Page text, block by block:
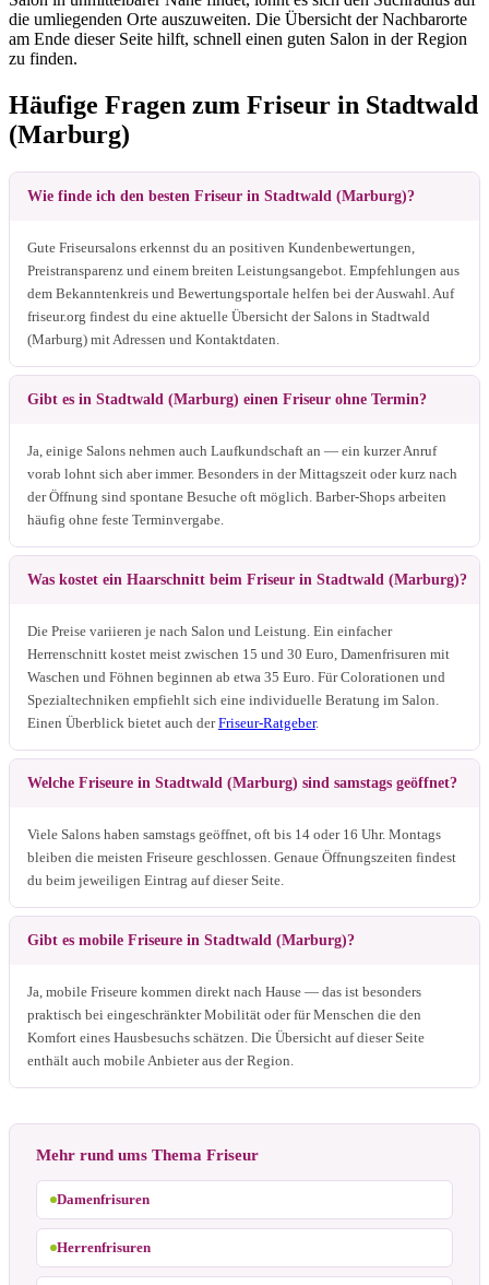
die umliegenden Orte auszuweiten. Die Übersicht der Nachbarorte
am Ende dieser Seite hilft, schnell einen guten Salon in der Region
zu finden.
Häufige Fragen zum Friseur in Stadtwald
(Marburg)
Wie finde ich den besten Friseur in Stadtwald (Marburg)?
Gute Friseursalons erkennst du an positiven Kundenbewertungen,
Preistransparenz und einem breiten Leistungsangebot. Empfehlungen aus
dem Bekanntenkreis und Bewertungsportale helfen bei der Auswahl. Auf
friseur.org findest du eine aktuelle Übersicht der Salons in Stadtwald
(Marburg) mit Adressen und Kontaktdaten.
Gibt es in Stadtwald (Marburg) einen Friseur ohne Termin?
Ja, einige Salons nehmen auch Laufkundschaft an — ein kurzer Anruf
vorab lohnt sich aber immer. Besonders in der Mittagszeit oder kurz nach
der Öffnung sind spontane Besuche oft möglich. Barber-Shops arbeiten
häufig ohne feste Terminvergabe.
Was kostet ein Haarschnitt beim Friseur in Stadtwald (Marburg)?
Die Preise variieren je nach Salon und Leistung. Ein einfacher
Herrenschnitt kostet meist zwischen 15 und 30 Euro, Damenfrisuren mit
Waschen und Föhnen beginnen ab etwa 35 Euro. Für Colorationen und
Spezialtechniken empfiehlt sich eine individuelle Beratung im Salon.
Einen Überblick bietet auch derFriseur-Ratgeber.
Welche Friseure in Stadtwald (Marburg) sind samstags geöffnet?
Viele Salons haben samstags geöffnet, oft bis 14 oder 16 Uhr. Montags
bleiben die meisten Friseure geschlossen. Genaue Öffnungszeiten findest
du beim jeweiligen Eintrag auf dieser Seite.
Gibt es mobile Friseure in Stadtwald (Marburg)?
Ja, mobile Friseure kommen direkt nach Hause — das ist besonders
praktisch bei eingeschränkter Mobilität oder für Menschen die den
Komfort eines Hausbesuchs schätzen. Die Übersicht auf dieser Seite
enthält auch mobile Anbieter aus der Region.
Mehr rund ums Thema Friseur
Damenfrisuren
Herrenfrisuren